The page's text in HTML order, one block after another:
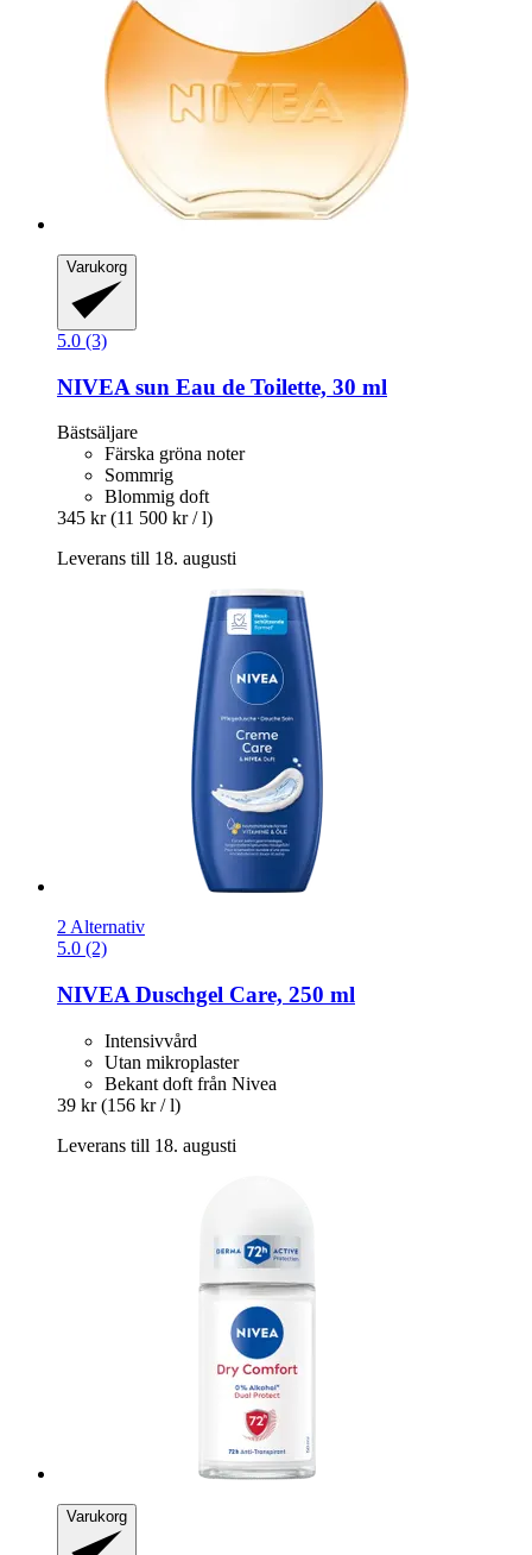
Varukorg
5.0 (3)
NIVEA sun Eau de Toilette, 30 ml
Bästsäljare
Färska gröna noter
Sommrig
Blommig doft
345 kr (11 500 kr / l)
Leverans till 18. augusti
2 Alternativ
5.0 (2)
NIVEA Duschgel Care, 250 ml
Intensivvård
Utan mikroplaster
Bekant doft från Nivea
39 kr (156 kr / l)
Leverans till 18. augusti
Varukorg